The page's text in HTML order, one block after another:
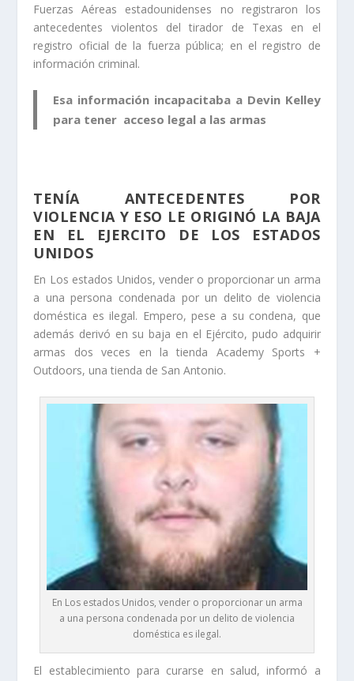
Fuerzas Aéreas estadounidenses no registraron los
antecedentes violentos del tirador de Texas en el
registro oficial de la fuerza pública; en el registro de
información criminal.
Esa información incapacitaba a Devin Kelley
para tener acceso legal a las armas
TENÍA ANTECEDENTES POR
VIOLENCIA Y ESO LE ORIGINÓ LA BAJA
EN EL EJERCITO DE LOS ESTADOS
UNIDOS
En Los estados Unidos, vender o proporcionar un arma
a una persona condenada por un delito de violencia
doméstica es ilegal. Empero, pese a su condena, que
además derivó en su baja en el Ejército, pudo adquirir
armas dos veces en la tienda Academy Sports +
Outdoors, una tienda de San Antonio.
En Los estados Unidos, vender o proporcionar un arma
a una persona condenada por un delito de violencia
doméstica es ilegal.
El establecimiento para curarse en salud, informó a